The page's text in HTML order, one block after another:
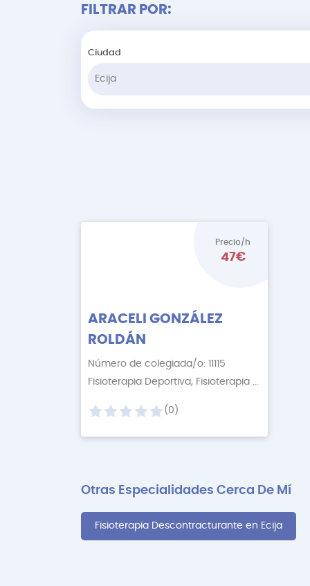
FILTRAR POR:
Ciudad
Precio/h
47€
ARACELI GONZÁLEZ
ROLDÁN
Número de colegiada/o: 11115
Fisioterapia Deportiva, Fisioterapia Descontractur
(0)
Otras Especialidades Cerca De Mí
Fisioterapia Descontracturante en Ecija